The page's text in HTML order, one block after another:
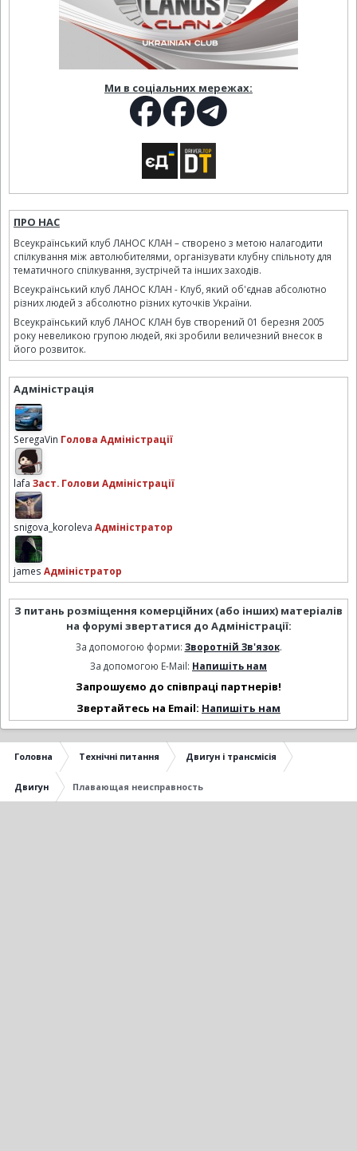
Ми в соціальних мережах:
ПРО НАС
Всеукраїнський клуб ЛАНОС КЛАН – створено з метою налагодити
спілкування між автолюбителями, організувати клубну спільноту для
тематичного спілкування, зустрічей та інших заходів.
Всеукраїнський клуб ЛАНОС КЛАН - Клуб, який об'єднав абсолютно
різних людей з абсолютно різних куточків України.
Всеукраїнський клуб ЛАНОС КЛАН був створений 01 березня 2005
року невеликою групою людей, які зробили величезний внесок в
його розвиток.
Адміністрація
SeregaVin Голова Адміністрації
lafa Заст. Голови Адміністрації
snigova_koroleva Адміністратор
james Адміністратор
З питань розміщення комерційних (або інших) матеріалів
на форумі звертатися до Адміністрації:
За допомогою форми: Зворотній Зв'язок.
За допомогою E-Mail: Напишіть нам
Запрошуємо до співпраці партнерів!
Звертайтесь на Email: Напишіть нам
Головна Технічні питання Двигун і трансмісія
Двигун Плавающая неисправность